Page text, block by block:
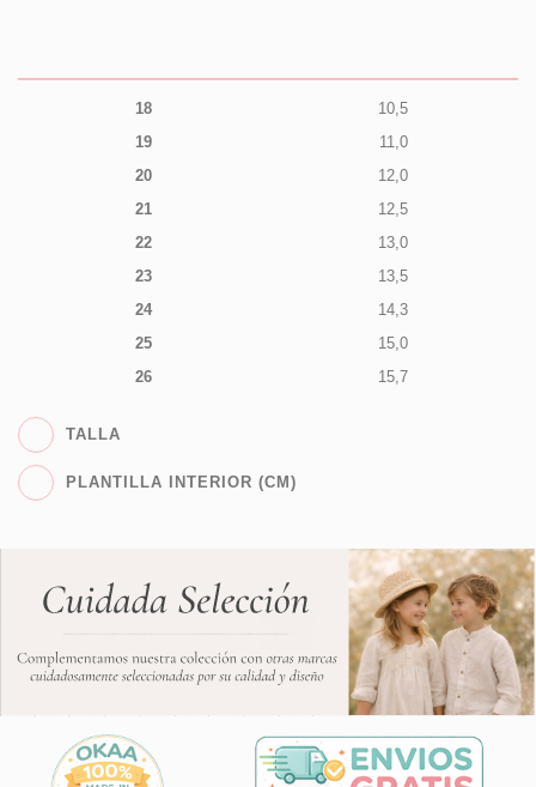
18
10,5
19
11,0
20
12,0
21
12,5
22
13,0
23
13,5
24
14,3
25
15,0
26
15,7
TALLA
PLANTILLA INTERIOR (CM)